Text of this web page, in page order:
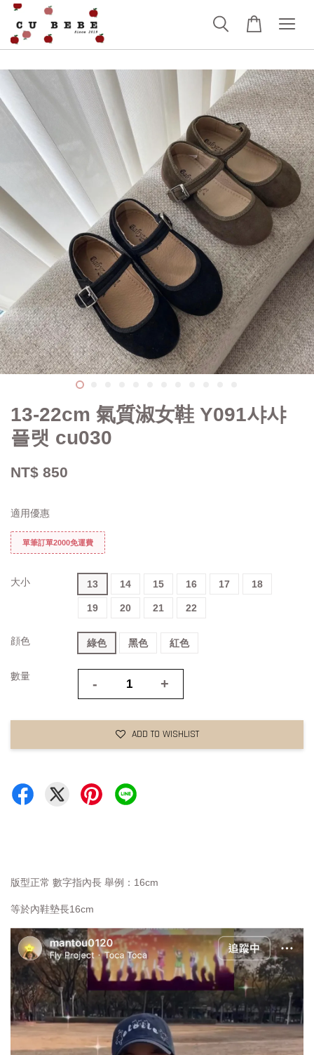
13-22cm 氣質淑女鞋 Y091샤샤
플랫 cu030
NT$ 850
適用優惠
單筆訂單2000免運費
大小 13 14 15 16 17 18
19 20 21 22
顔色 綠色 黑色 紅色
數量 - +
ADD TO WISHLIST
版型正常 數字指內長 舉例：16cm
等於內鞋墊長16cm